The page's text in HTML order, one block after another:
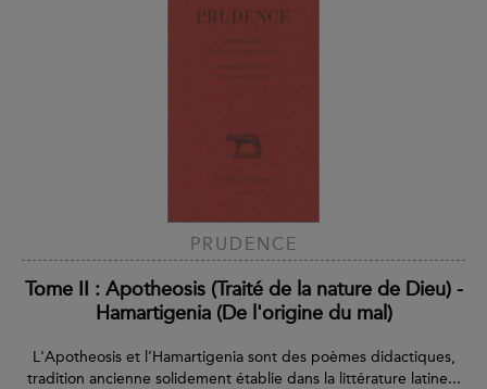
PRUDENCE
Tome II : Apotheosis (Traité de la nature de Dieu) -
Hamartigenia (De l'origine du mal)
L'Apotheosis et l’Hamartigenia sont des poèmes didactiques,
tradition ancienne solidement établie dans la littérature latine...